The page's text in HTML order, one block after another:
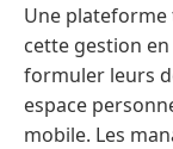
Une
cette gestion
formuler leurs
espace
mobile. Les